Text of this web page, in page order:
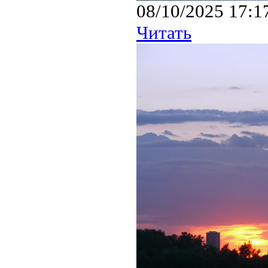
08/10/2025
Читать